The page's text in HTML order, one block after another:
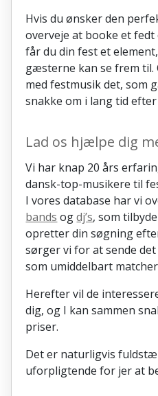
Hvis du ønsker den
overveje at booke et
får du din fest et
gæsterne kan se frem til.
med festmusik det, som
snakke om i lang tid
Lad os hjælpe dig
Vi har knap 20 års
dansk-top-musikere til
I vores database har vi
bands ogdj’s, som
opretter din søgning
sørger vi for at sende
som umiddelbart
Herefter vil de
dig, og I kan sammen
priser.
Det er naturligvis
uforpligtende for jer at